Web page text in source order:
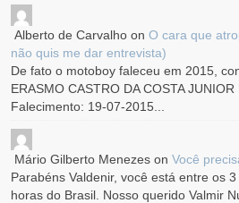
Alberto de Carvalho onO cara que
não quis me dar entrevista)
De fato o motoboy faleceu em 2015,
ERASMO CASTRO DA COSTA
Falecimento: 19-07-2015...
Mário Gilberto Menezes onVocê
Parabéns Valdenir, você está entre os
horas do Brasil. Nosso querido Valmir